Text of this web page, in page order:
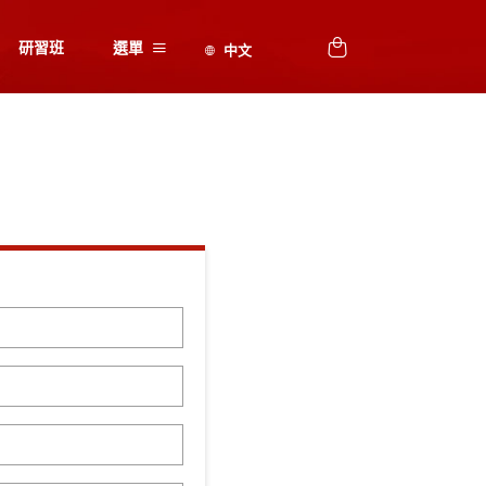
研習班 選單